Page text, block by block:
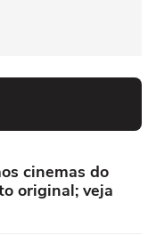
cinemas do
original; veja